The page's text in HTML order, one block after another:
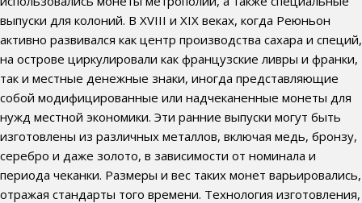
выпуски для колоний. В XVIII и XIX веках, когда Реюньон
активно развивался как центр производства сахара и специй,
на острове циркулировали как французские ливры и франки,
так и местные денежные знаки, иногда представляющие
собой модифицированные или надчеканенные монеты для
нужд местной экономики. Эти ранние выпуски могут быть
изготовлены из различных металлов, включая медь, бронзу,
серебро и даже золото, в зависимости от номинала и
периода чеканки. Размеры и вес таких монет варьировались,
отражая стандарты того времени. Технология изготовления,